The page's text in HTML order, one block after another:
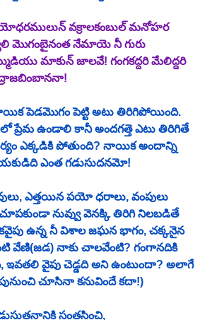
వక్రాలకంబుల్ మనోహర
మొగంబైనంత నేమాయె నీ గురు
మాకున్ జాలవే! గంగకద్దరి మేలిద్దరి
పెడమొగం పెట్టి అటు తిరిగిపోయింది.
ప్రేమ ఉండాలి కానీ అందగత్తె ఎటు తిరిగితే
ఎక్కడికి పోతుంది? నాయిక అందాన్ని
ఎంత గడుసుదనమో!
ఎత్తయిన పయో ధరాలు, వంపులు
నువ్వు వెనక్కి తిరిగి నిలబడితే
ఉన్న నీ విశాల జఘన భాగం, చక్కనైన
వేణి(జడ) నాకు చాలవేంటి? గంగానదికి
ఇవతలి వైపు చెడ్డది అని ఉంటుందా? అలాగే
చూసినా కనువిందే కదా!)
సంతసించి,